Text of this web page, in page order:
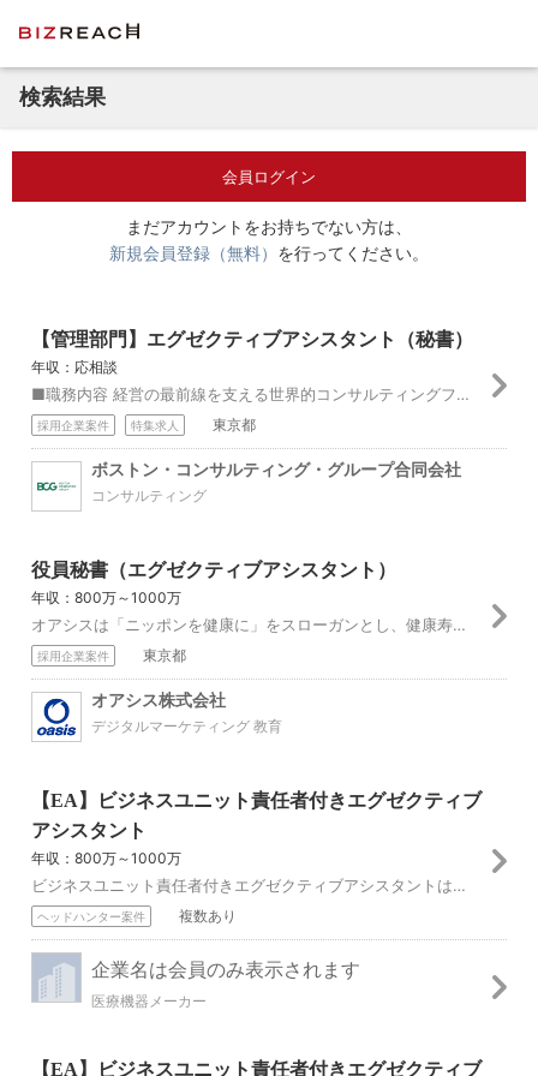
検索結果
会員ログイン
まだアカウントをお持ちでない方は、
新規会員登録（無料） を行ってください。
【管理部門】エグゼクティブアシスタント（秘書）
年収：応相談
■職務内容 経営の最前線を支える世界的コンサルティングファームにて、クライアントに最大限の価値を提供するためにコンサルティングチームのパートナーとしてエグゼク...
採用企業案件 特集求人 東京都
ボストン・コンサルティング・グループ合同会社
コンサルティング
役員秘書（エグゼクティブアシスタント）
年収：800万～1000万
オアシスは「ニッポンを健康に」をスローガンとし、健康寿命の延伸に寄与することを理念として、 健康とは何かを知り、自分の健康は自分で守るという基本に立ち返って ...
採用企業案件 東京都
オアシス株式会社
デジタルマーケティング 教育
【EA】ビジネスユニット責任者付きエグゼクティブ
アシスタント
年収：800万～1000万
ビジネスユニット責任者付きエグゼクティブアシスタントは、チーム内およびグローバルステークホルダーとの円滑なコミュニケーション、効率的な業務運営、戦略的な連携を...
ヘッドハンター案件 複数あり
企業名は会員のみ表示されます
医療機器メーカー
【EA】ビジネスユニット責任者付きエグゼクティブ